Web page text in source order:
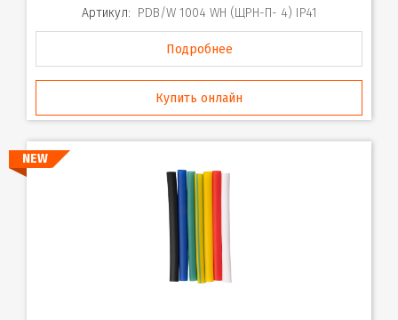
Артикул: PDB/W 1004 WH (ЩРН-П- 4) IP41
Подробнее
Купить онлайн
NEW